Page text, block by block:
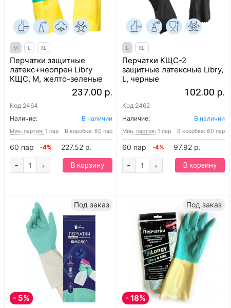
M L XL
Перчатки защитные
латекс+неопрен Libry
КЩС, M, желто-зеленые
237.00 р.
Код 2464
Наличие:
В наличии
Мин. партия: 1 пар В коробке: 60 пар
60 пар -4% 227.52 р.
+
- В корзину
L XL
Перчатки КЩС-2
защитные латексные Libry,
L, черные
102.00 р.
Код 2462
Наличие:
В наличии
Мин. партия: 1 пар В коробке: 60 пар
60 пар -4% 97.92 р.
+
- В корзину
- 5%
Под заказ
- 18%
Под заказ